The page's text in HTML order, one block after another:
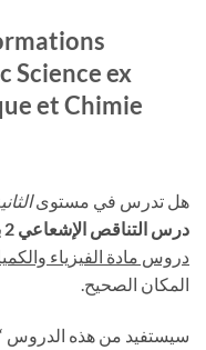
Science ex
et Chimie
هل تدرس في مستوى
درس التناقص الإشعاعي 2 باك خيار فرنسي
دروس مادة الفيزياء
المكان الصحيح.
سيستفيد من هذه الدروس